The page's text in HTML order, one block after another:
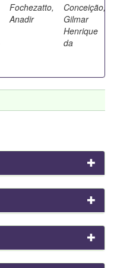
Fochezatto,
Anadir
Conceição,
Gilmar
Henrique
da